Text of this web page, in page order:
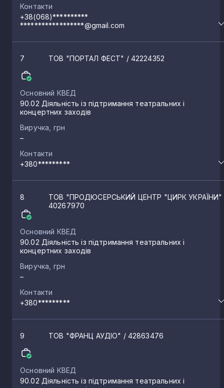
Контакти
+38(068)**********
******************@gmail.com
7 ТОВ "ПОРТАЛ ФЕСТ" / 42224352
Основний КВЕД
90.02 Діяльність із підтримання театральних і
концертних заходів
Виручка, грн
–
Контакти
+380*********
8
ТОВ "ПРОДЮСЕРСЬКИЙ ЦЕНТР "ЦИРК УКРАЇНИ"
40267970
Основний КВЕД
90.02 Діяльність із підтримання театральних і
концертних заходів
Виручка, грн
–
Контакти
+380*********
9 ТОВ "ФРАНЦ АУДІО" / 42863476
Основний КВЕД
90.02 Діяльність із підтримання театральних і